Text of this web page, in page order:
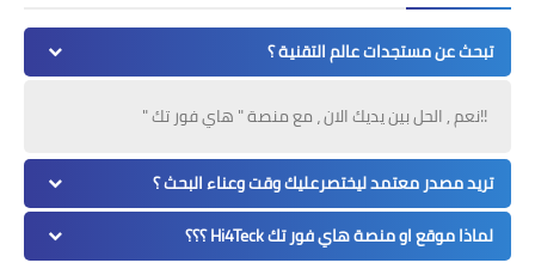
تبحث عن مستجدات عالم التقنية ؟
!!نعم , الحل بين يديك الان ، مع منصة " هاي فور تك "
تريد مصدر معتمد ليختصرعليك وقت وعناء البحث ؟
لماذا موقع او منصة هاي فور تك Hi4Teck ؟؟؟